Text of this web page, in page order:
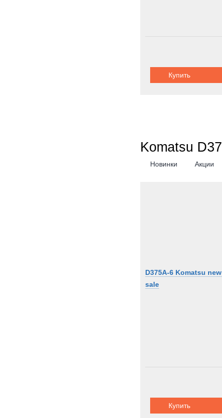
Купить
Komatsu
Новинки Акции
D375A-6 Komatsu
sale
Купить